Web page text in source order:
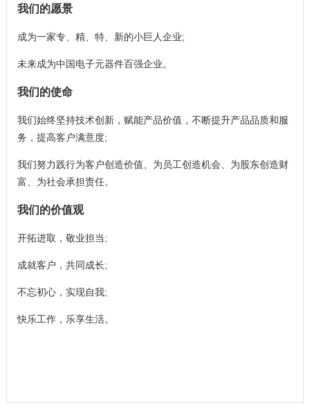
我们的愿景
成为一家专、精、特、新的小巨人企业;
未来成为中国电子元器件百强企业。
我们的使命
我们始终坚持技术创新，赋能产品价值，不断提升产品品质和服
务，提高客户满意度;
我们努力践行为客户创造价值、为员工创造机会、为股东创造财
富、为社会承担责任。
我们的价值观
开拓进取，敬业担当;
成就客户，共同成长;
不忘初心，实现自我;
快乐工作，乐享生活。